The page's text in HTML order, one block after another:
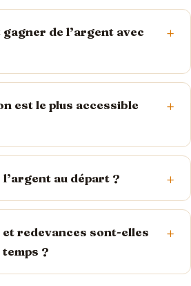
de l’argent avec
est le plus accessible
au départ ?
redevances sont-elles
?